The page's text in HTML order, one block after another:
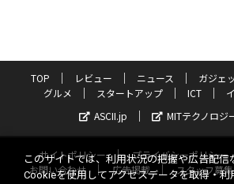
TOP レビュー ニュース ガジェ
グルメ
スタートアップ ICT
ASCII.jp
MITテクノロジ
サイトポリシー プライバシーポリシー
お問い合わせ
広告掲載 スタッフ募集
このサイトでは、利用状況の把握や広告配信
Cookieを使用してアクセスデータを取得・利